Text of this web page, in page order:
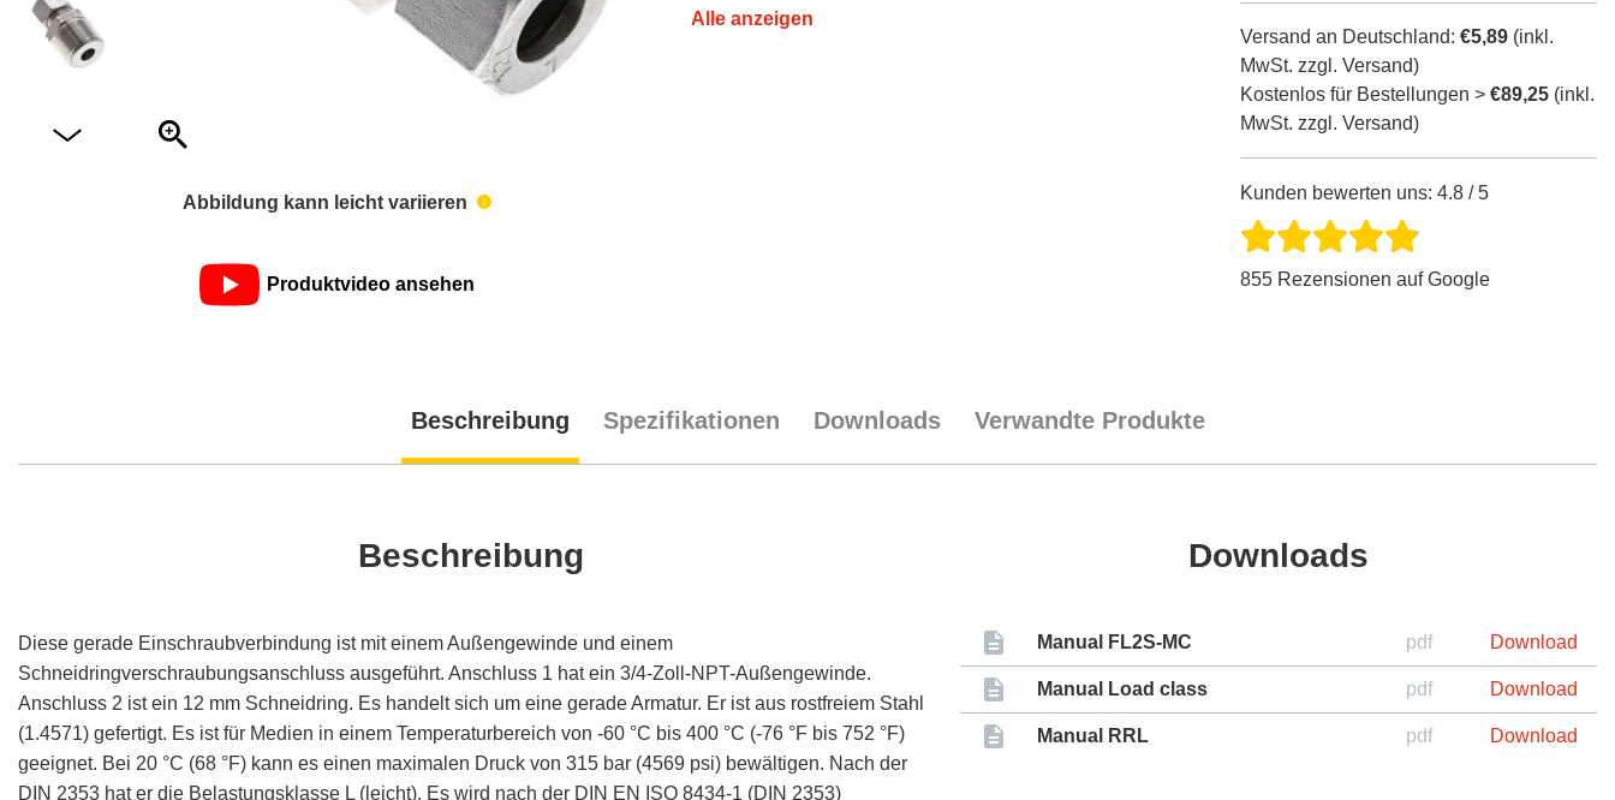
Abbildung kann leicht variieren
Produktvideo ansehen
Alle anzeigen
Versand an Deutschland:€5,89 (inkl.
MwSt. zzgl. Versand)
Kostenlos für Bestellungen >€89,25 (inkl.
MwSt. zzgl. Versand)
Kunden bewerten uns: 4.8 / 5
855 Rezensionen auf Google
Beschreibung Spezifikationen Downloads Verwandte Produkte
Beschreibung
Diese gerade Einschraubverbindung ist mit einem Außengewinde und einem
Schneidringverschraubungsanschluss ausgeführt. Anschluss 1 hat ein 3/4-Zoll-NPT-Außengewinde.
Anschluss 2 ist ein 12 mm Schneidring. Es handelt sich um eine gerade Armatur. Er ist aus rostfreiem Stahl
(1.4571) gefertigt. Es ist für Medien in einem Temperaturbereich von -60 °C bis 400 °C (-76 °F bis 752 °F)
geeignet. Bei 20 °C (68 °F) kann es einen maximalen Druck von 315 bar (4569 psi) bewältigen. Nach der
DIN 2353 hat er die Belastungsklasse L (leicht). Es wird nach der DIN EN ISO 8434-1 (DIN 2353)
Downloads
Manual FL2S-MC pdf Download
Manual Load class pdf Download
Manual RRL pdf Download